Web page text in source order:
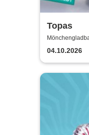
Topas
04.10.2026